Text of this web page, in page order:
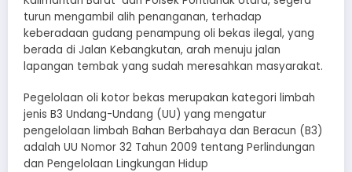
turun mengambil alih penanganan, terhadap
keberadaan gudang penampung oli bekas ilegal, yang
berada di Jalan Kebangkutan, arah menuju jalan
lapangan tembak yang sudah meresahkan masyarakat.
Pegelolaan oli kotor bekas merupakan kategori limbah
jenis B3 Undang-Undang (UU) yang mengatur
pengelolaan limbah Bahan Berbahaya dan Beracun (B3)
adalah UU Nomor 32 Tahun 2009 tentang Perlindungan
dan Pengelolaan Lingkungan Hidup